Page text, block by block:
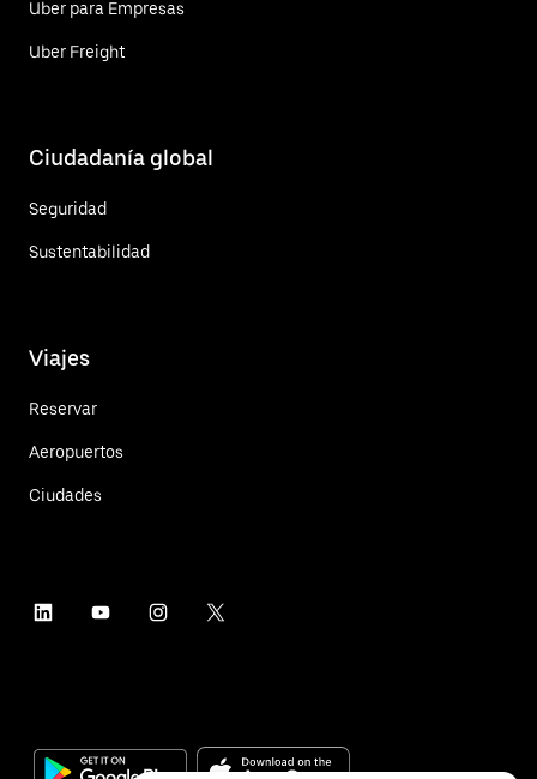
Uber para Empresas
Uber Freight
Ciudadanía global
Seguridad
Sustentabilidad
Viajes
Reservar
Aeropuertos
Ciudades